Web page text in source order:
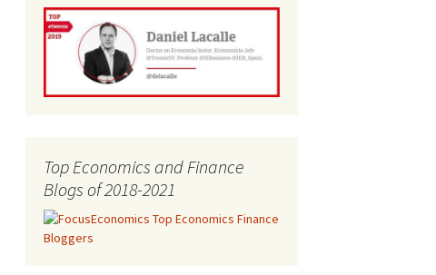
Top Economics and Finance
Blogs of 2018-2021